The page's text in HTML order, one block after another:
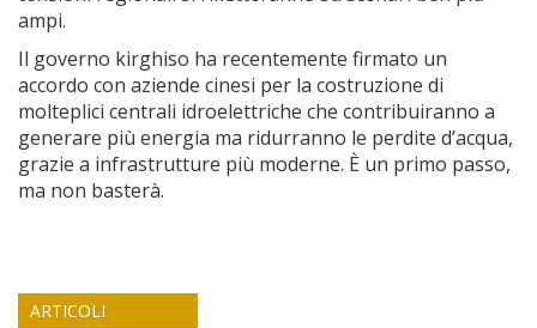
ampi.
Il governo kirghiso ha recentemente firmato un
accordo con aziende cinesi per la costruzione di
molteplici centrali idroelettriche che contribuiranno a
generare più energia ma ridurranno le perdite d’acqua,
grazie a infrastrutture più moderne. È un primo passo,
ma non basterà.
ARTICOLI